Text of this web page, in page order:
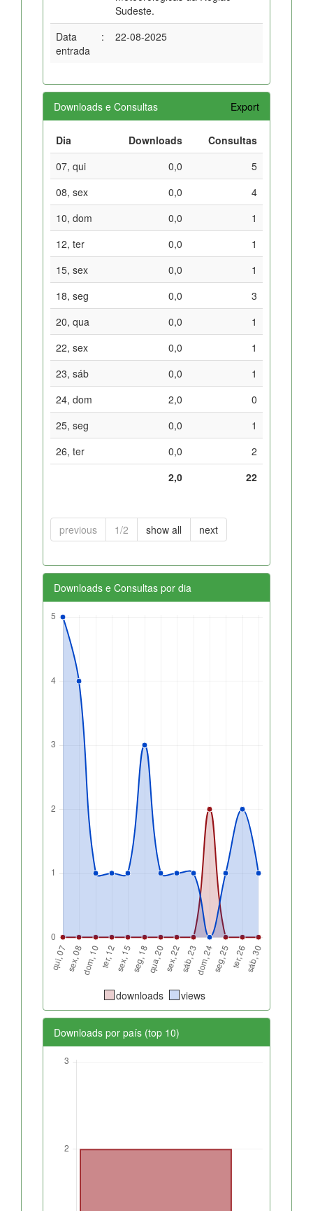
Sudeste.
Data
entrada
: 22-08-2025
Downloads e Consultas Export
Dia Downloads
Consultas
07, qui
0,0
5
08, sex
0,0
4
10, dom
0,0
1
12, ter
0,0
1
15, sex
0,0
1
18, seg
0,0
3
20, qua
0,0
1
22, sex
0,0
1
23, sáb
0,0
1
24, dom
2,0
0
25, seg
0,0
1
26, ter
0,0
2
2,0
22
previous 1/2 show all next
Downloads e Consultas por dia
downloads views
Downloads por país (top 10)